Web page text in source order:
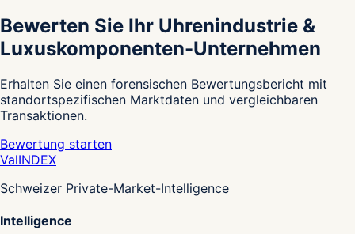
Bewerten Sie Ihr Uhrenindustrie &
Luxuskomponenten-Unternehmen
Erhalten Sie einen forensischen Bewertungsbericht mit
standortspezifischen Marktdaten und vergleichbaren
Transaktionen.
Bewertung starten
ValINDEX
Schweizer Private-Market-Intelligence
Intelligence